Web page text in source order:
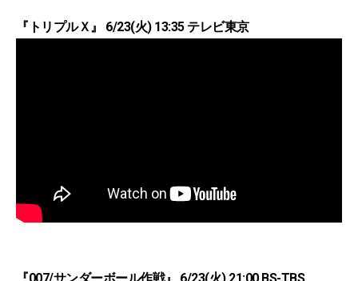
『トリプルＸ』 6/23(火) 13:35 テレビ東京
『007/サンダーボール作戦』 6/23(火) 21:00 BS-TBS